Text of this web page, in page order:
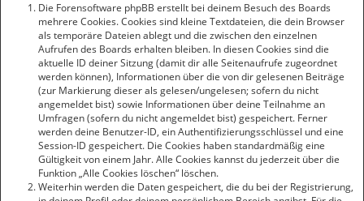
Die Forensoftware phpBB erstellt bei deinem Besuch des Boards
mehrere Cookies. Cookies sind kleine Textdateien, die dein Browser
als temporäre Dateien ablegt und die zwischen den einzelnen
Aufrufen des Boards erhalten bleiben. In diesen Cookies sind die
aktuelle ID deiner Sitzung (damit dir alle Seitenaufrufe zugeordnet
werden können), Informationen über die von dir gelesenen Beiträge
(zur Markierung dieser als gelesen/ungelesen; sofern du nicht
angemeldet bist) sowie Informationen über deine Teilnahme an
Umfragen (sofern du nicht angemeldet bist) gespeichert. Ferner
werden deine Benutzer-ID, ein Authentifizierungsschlüssel und eine
Session-ID gespeichert. Die Cookies haben standardmäßig eine
Gültigkeit von einem Jahr. Alle Cookies kannst du jederzeit über die
Funktion „Alle Cookies löschen“ löschen.
Weiterhin werden die Daten gespeichert, die du bei der Registrierung,